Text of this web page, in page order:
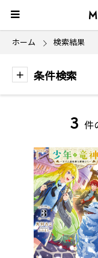
ホーム 検索結果
条件検索
3 件